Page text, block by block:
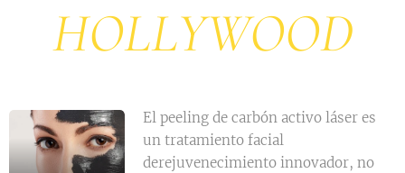
HOLLYWOOD
El peeling de carbón activo láser es
un tratamiento facial
derejuvenecimiento innovador, no